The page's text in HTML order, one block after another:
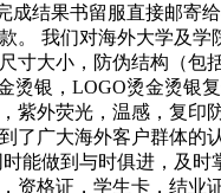
成结果书留服直接邮寄
。 我们对海外大学及学
寸大小，防伪结构（包
烫银，LOGO烫金烫银
紫外荧光，温感，复印
了广大海外客户群体的
能做到与时俱进，及时
资格证，学生卡，结业